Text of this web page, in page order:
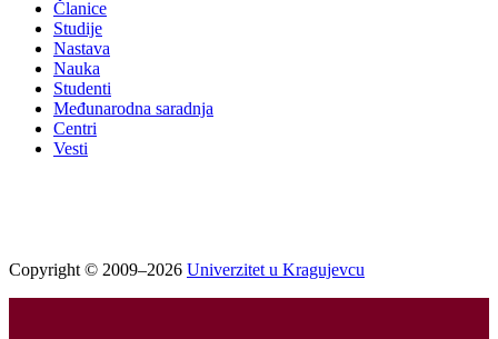
Članice
Studije
Nastava
Nauka
Studenti
Međunarodna saradnja
Centri
Vesti
Copyright © 2009–2026 Univerzitet u Kragujevcu